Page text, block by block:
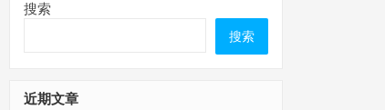
搜索
搜索
近期文章